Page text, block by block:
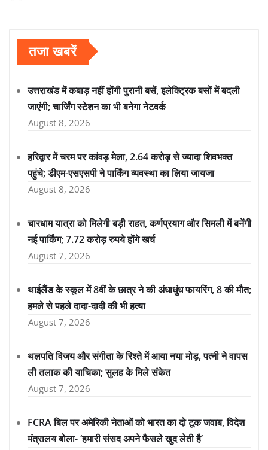
तजा खबरें
उत्तराखंड में कबाड़ नहीं होंगी पुरानी बसें, इलेक्ट्रिक बसों में बदली
जाएंगी; चार्जिंग स्टेशन का भी बनेगा नेटवर्क
August 8, 2026
हरिद्वार में चरम पर कांवड़ मेला, 2.64 करोड़ से ज्यादा शिवभक्त
पहुंचे; डीएम-एसएसपी ने पार्किंग व्यवस्था का लिया जायजा
August 8, 2026
चारधाम यात्रा को मिलेगी बड़ी राहत, कर्णप्रयाग और सिमली में बनेंगी
नई पार्किंग; 7.72 करोड़ रुपये होंगे खर्च
August 7, 2026
थाईलैंड के स्कूल में 8वीं के छात्र ने की अंधाधुंध फायरिंग, 8 की मौत;
हमले से पहले दादा-दादी की भी हत्या
August 7, 2026
थलपति विजय और संगीता के रिश्ते में आया नया मोड़, पत्नी ने वापस
ली तलाक की याचिका; सुलह के मिले संकेत
August 7, 2026
FCRA बिल पर अमेरिकी नेताओं को भारत का दो टूक जवाब, विदेश
मंत्रालय बोला- ‘हमारी संसद अपने फैसले खुद लेती है’